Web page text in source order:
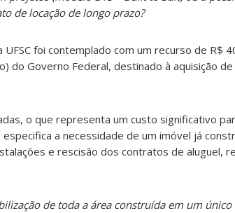
de locação de longo prazo?
UFSC foi contemplado com um recurso de R$
do Governo Federal, destinado à aquisição
o que representa um custo significativo
a necessidade de um imóvel já
e rescisão dos contratos de aluguel,
de toda a área construída em um